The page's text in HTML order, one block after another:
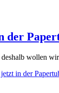
der
wollen
in der